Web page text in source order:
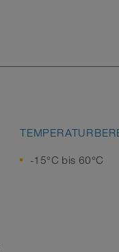
-15°C bis 60°C